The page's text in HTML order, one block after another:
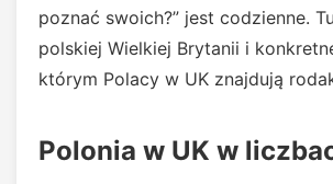
poznać swoich?” jest codzienne.
polskiej Wielkiej Brytanii i
którym Polacy w UK znajdują
Polonia w UK w